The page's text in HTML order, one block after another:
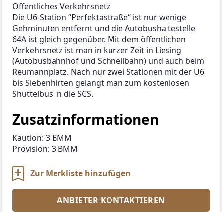
Öffentliches Verkehrsnetz
Die U6-Station “Perfektastraße“ ist nur wenige
Gehminuten entfernt und die Autobushaltestelle
64A ist gleich gegenüber. Mit dem öffentlichen
Verkehrsnetz ist man in kurzer Zeit in Liesing
(Autobusbahnhof und Schnellbahn) und auch beim
Reumannplatz. Nach nur zwei Stationen mit der U6
bis Siebenhirten gelangt man zum kostenlosen
Shuttelbus in die SCS.
Zusatzinformationen
Kaution: 3 BMM
Provision: 3 BMM
Zur Merkliste hinzufügen
ANBIETER KONTAKTIEREN